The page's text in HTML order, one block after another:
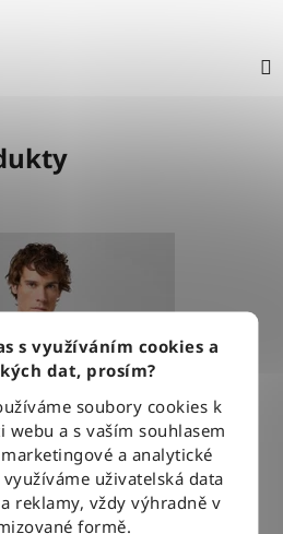
s využíváním cookies a
dat, prosím?
soubory cookies k
a s vaším souhlasem
a analytické
uživatelská data
reklamy, vždy výhradně v
formě.